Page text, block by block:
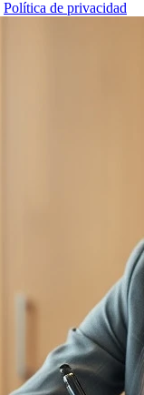
Política de privacidad